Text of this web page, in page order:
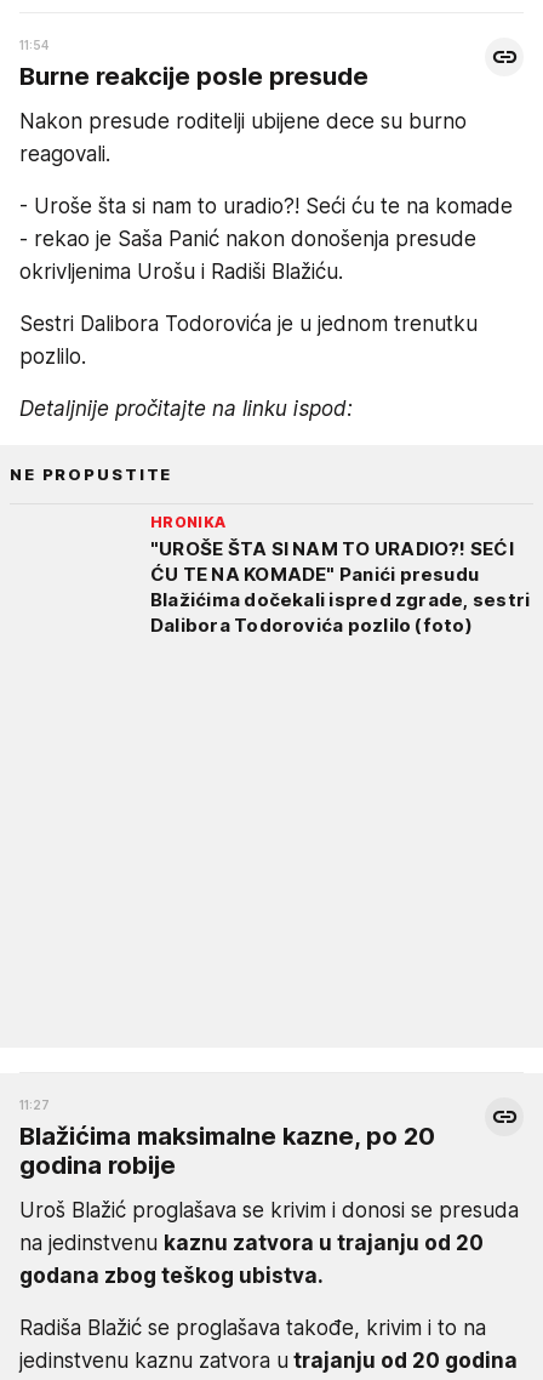
11:54
Burne reakcije posle presude
Nakon presude roditelji ubijene dece su burno
reagovali.
- Uroše šta si nam to uradio?! Seći ću te na komade
- rekao je Saša Panić nakon donošenja presude
okrivljenima Urošu i Radiši Blažiću.
Sestri Dalibora Todorovića je u jednom trenutku
pozlilo.
Detaljnije pročitajte na linku ispod:
NE PROPUSTITE
HRONIKA
"UROŠE ŠTA SI NAM TO URADIO?! SEĆI
ĆU TE NA KOMADE" Panići presudu
Blažićima dočekali ispred zgrade, sestri
Dalibora Todorovića pozlilo (foto)
11:27
Blažićima maksimalne kazne, po 20
godina robije
Uroš Blažić proglašava se krivim i donosi se presuda
na jedinstvenu kaznu zatvora u trajanju od 20
godana zbog teškog ubistva.
Radiša Blažić se proglašava takođe, krivim i to na
jedinstvenu kaznu zatvora u trajanju od 20 godina